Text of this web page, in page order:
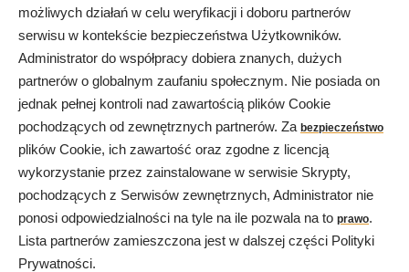
możliwych działań w celu weryfikacji i doboru partnerów
serwisu w kontekście bezpieczeństwa Użytkowników.
Administrator do współpracy dobiera znanych, dużych
partnerów o globalnym zaufaniu społecznym. Nie posiada on
jednak pełnej kontroli nad zawartością plików Cookie
pochodzących od zewnętrznych partnerów. Za bezpieczeństwo
plików Cookie, ich zawartość oraz zgodne z licencją
wykorzystanie przez zainstalowane w serwisie Skrypty,
pochodzących z Serwisów zewnętrznych, Administrator nie
ponosi odpowiedzialności na tyle na ile pozwala na to prawo.
Lista partnerów zamieszczona jest w dalszej części Polityki
Prywatności.